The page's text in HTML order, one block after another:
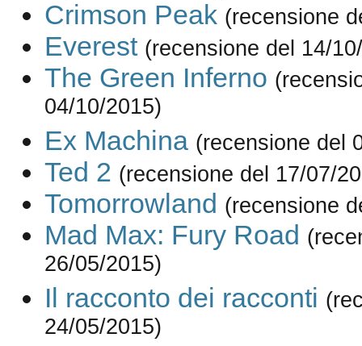
Crimson Peak (recensione
Everest (recensione del 14/
The Green Inferno
04/10/2015)
Ex Machina (recensione del
Ted 2 (recensione del 17/07/
Tomorrowland (recensione
Mad Max: Fury Road
26/05/2015)
Il racconto dei racconti
24/05/2015)